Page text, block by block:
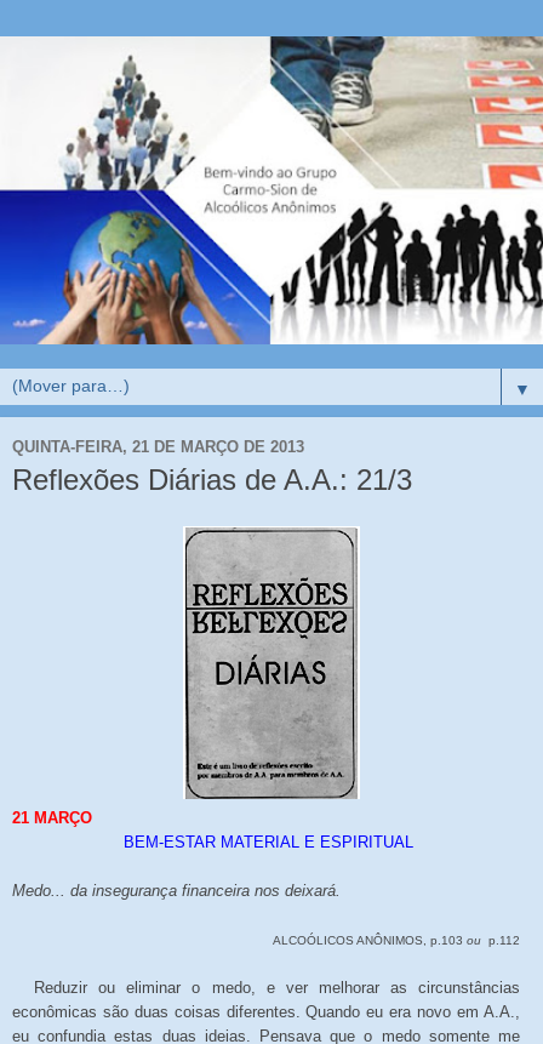
▼
QUINTA-FEIRA, 21 DE MARÇO DE 2013
Reflexões Diárias de A.A.: 21/3
21 MARÇO
BEM-ESTAR MATERIAL E ESPIRITUAL
Medo... da insegurança financeira nos deixará.
ALCOÓLICOS ANÔNIMOS, p.103 ou p.112
Reduzir ou eliminar o medo, e ver melhorar as circunstâncias
econômicas são duas coisas diferentes. Quando eu era novo em A.A.,
eu confundia estas duas ideias. Pensava que o medo somente me